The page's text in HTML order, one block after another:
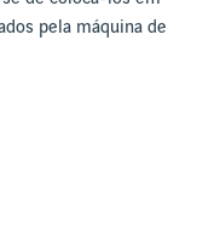
pela máquina de